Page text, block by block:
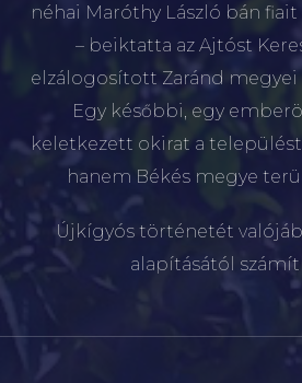
néhai Maróthy László bán fiait
– beiktatta az Ajtóst
elzálogosított Zaránd megyei
Egy későbbi, egy
keletkezett okirat a
hanem Békés megye
Újkígyós történetét
alapításától